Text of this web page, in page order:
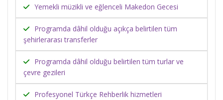
Yemekli müzikli ve eğlenceli Makedon Gecesi
Programda dâhil olduğu açıkça belirtilen tüm
şehirlerarası transferler
Programda dâhil olduğu belirtilen tüm turlar ve
çevre gezileri
Profesyonel Türkçe Rehberlik hizmetleri